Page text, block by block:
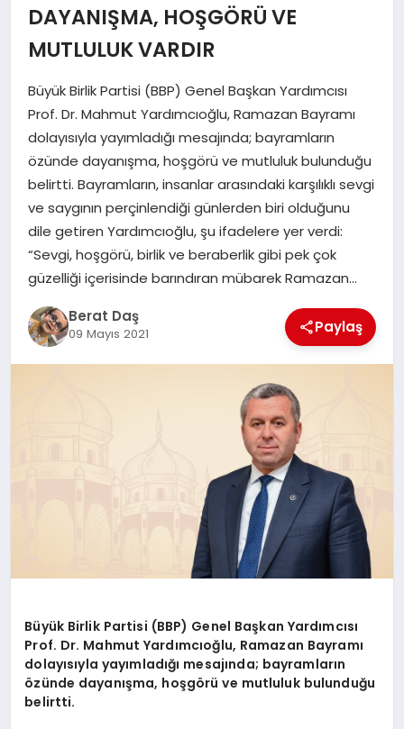
BİZE ULAŞIN
GÖKSUN
TÜRKOĞLU
PAZARCIK
KÜNYE
NURHAK
DAYANIŞMA, HOŞGÖRÜ VE
MUTLULUK VARDIR
Büyük Birlik Partisi (BBP) Genel Başkan Yardımcısı
Prof. Dr. Mahmut Yardımcıoğlu, Ramazan Bayramı
dolayısıyla yayımladığı mesajında; bayramların
özünde dayanışma, hoşgörü ve mutluluk bulunduğu
belirtti. Bayramların, insanlar arasındaki karşılıklı sevgi
ve saygının perçinlendiği günlerden biri olduğunu
dile getiren Yardımcıoğlu, şu ifadelere yer verdi:
“Sevgi, hoşgörü, birlik ve beraberlik gibi pek çok
güzelliği içerisinde barındıran mübarek Ramazan…
Berat Daş
09 Mayıs 2021 Paylaş
Büyük Birlik Partisi (BBP) Genel Başkan Yardımcısı
Prof. Dr. Mahmut Yardımcıoğlu, Ramazan Bayramı
dolayısıyla yayımladığı mesajında; bayramların
özünde dayanışma, hoşgörü ve mutluluk bulunduğu
belirtti.